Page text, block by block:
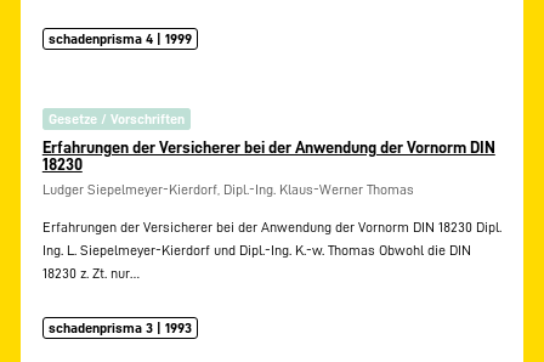
schadenprisma 4 | 1999
Gesetze / Vorschriften
Erfahrungen der Versicherer bei der Anwendung der Vornorm DIN
18230
Ludger Siepelmeyer-Kierdorf, Dipl.-Ing. Klaus-Werner Thomas
Erfahrungen der Versicherer bei der Anwendung der Vornorm DIN 18230 Dipl.
Ing. L. Siepelmeyer-Kierdorf und Dipl.-Ing. K.-w. Thomas Obwohl die DIN
18230 z. Zt. nur…
schadenprisma 3 | 1993